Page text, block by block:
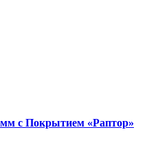
с Покрытием «Раптор»